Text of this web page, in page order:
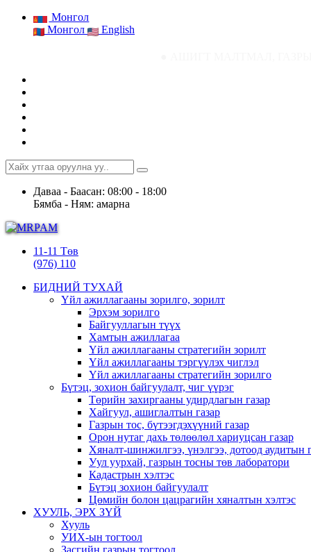
Монгол
Монгол
English
Даваа - Баасан: 08:00 - 18:00
Бямба - Ням: амарна
11-11 Төв
(976) 110
БИДНИЙ ТУХАЙ
Үйл ажиллагааны зорилго, зорилт
Эрхэм зорилго
Байгууллагын түүх
Хамтын ажиллагаа
Үйл ажиллагааны стратегийн зорилт
Үйл ажиллагааны тэргүүлэх чиглэл
Үйл ажиллагааны стратегийн зорилго
Бүтэц, зохион байгуулалт, чиг үүрэг
Төрийн захиргааны удирдлагын газар
Хайгуул, ашиглалтын газар
Газрын тос, бүтээгдэхүүний газар
Орон нутаг дахь төлөөлөл хариуцсан газар
Хяналт-шинжилгээ, үнэлгээ, дотоод аудитын
Уул уурхай, газрын тосны төв лаборатори
Кадастрын хэлтэс
Бүтэц зохион байгуулалт
Цөмийн болон цацрагийн хяналтын хэлтэс
ХУУЛЬ, ЭРХ ЗҮЙ
Хууль
УИХ-ын тогтоол
Засгийн газрын тогтоол